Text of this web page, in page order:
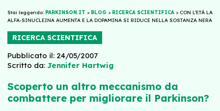
Stai leggendo: PARKINSON.IT > BLOG > RICERCA SCIENTIFICA > CON L’ETÀ LA
ALFA-SINUCLEINA AUMENTA E LA DOPAMINA SI RIDUCE NELLA SOSTANZA NERA
RICERCA SCIENTIFICA
Pubblicato il: 24/05/2007
Scritto da: Jennifer Hartwig
Scoperto un altro meccanismo da
combattere per migliorare il Parkinson?